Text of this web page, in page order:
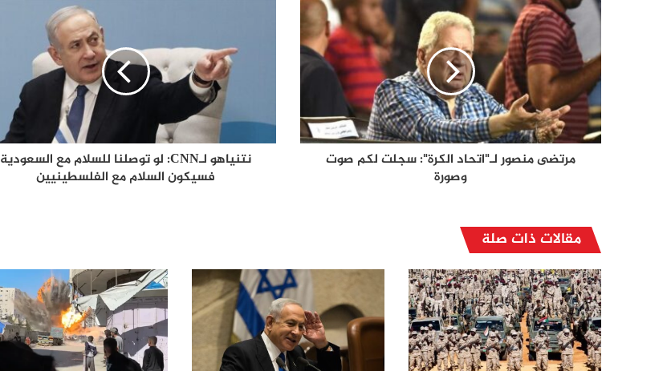
رئيس حكومة لبنان للجيش: أوقفوا
مطلقي الصواريخ
208 شهداء..إسرائيل تتعمد قتل
الصحفيين لمنع نقل جرائمها
البرهان يعلن تطهير الخرطوم من مليشيات
الفتنة في غزة
استشهاد الناطق باسم حماس عبد
اللطيف القانوع بقصف خيمته شمالي غزة
مرتضى منصور لـ"اتحاد الكرة": سجلت لكم صوت
وصورة
نتنياهو لـCNN: لو توصلنا للسلام مع السعودية
فسيكون السلام مع الفلسطينيين
مقالات ذات صلة